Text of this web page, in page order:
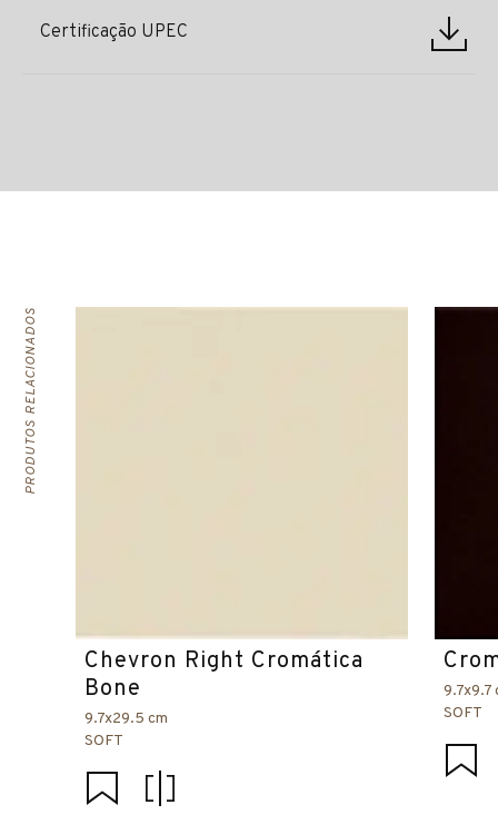
Certificação UPEC
PRODUTOS RELACIONADOS
Chevron Right Cromática
Bone
9.7x29.5 cm
SOFT
9.7x9.7
SOFT